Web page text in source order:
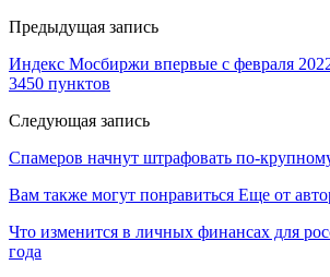
Предыдущая запись
Индекс Мосбиржи впервые с февраля
3450 пунктов
Следующая запись
Спамеров начнут штрафовать по-
Вам также могут понравиться Еще от
Что изменится в личных финансах для
года